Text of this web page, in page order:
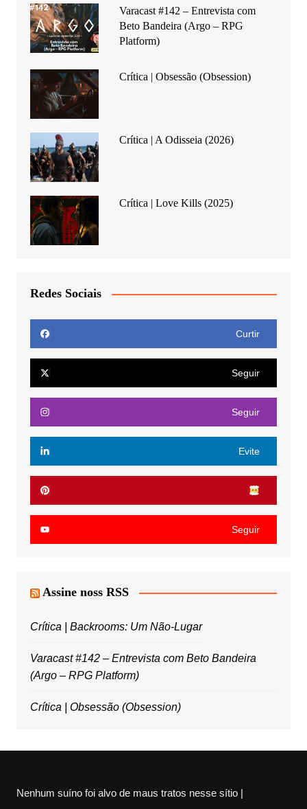
Varacast #142 – Entrevista com
Beto Bandeira (Argo – RPG
Platform)
Crítica | Obsessão (Obsession)
Crítica | A Odisseia (2026)
Crítica | Love Kills (2025)
Redes Sociais
Curtir
Seguir
Seguir
Evite
Seguir
Assine noss RSS
Crítica | Backrooms: Um Não-Lugar
Varacast #142 – Entrevista com Beto Bandeira
(Argo – RPG Platform)
Crítica | Obsessão (Obsession)
Nenhum suíno foi alvo de maus tratos nesse sítio |